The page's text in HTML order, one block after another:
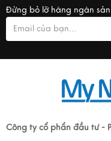
Đừng bỏ lỡ hàng ngàn
Công ty cổ phẩn đầu tư -